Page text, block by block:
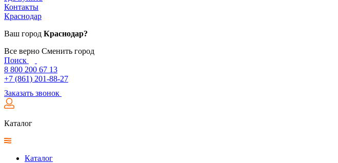
Контакты
Краснодар
Ваш город Краснодар?
Все верно Сменить город
Поиск
8 800 200 67 13
+7 (861) 201-88-27
Заказать звонок
Каталог
Каталог